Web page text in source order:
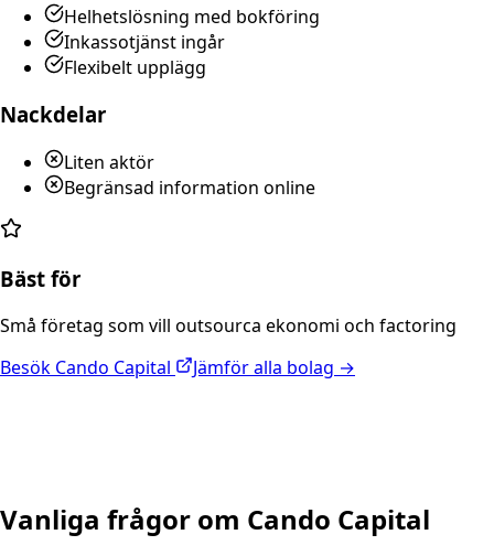
Helhetslösning med bokföring
Inkassotjänst ingår
Flexibelt upplägg
Nackdelar
Liten aktör
Begränsad information online
Bäst för
Små företag som vill outsourca ekonomi och factoring
Besök Cando Capital Jämför alla bolag →
Vanliga frågor om Cando Capital